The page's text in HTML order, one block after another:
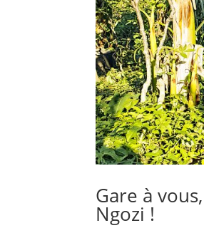
Gare à
Ngozi !